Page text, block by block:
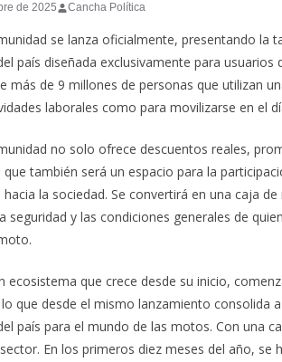
de 2025 Cancha Política
se lanza oficialmente, presentando la
país diseñada exclusivamente para
más de 9 millones de personas que utilizan
laborales como para movilizarse en el
no solo ofrece descuentos reales,
que también será un espacio para la
la sociedad. Se convertirá en una caja
seguridad y las condiciones generales de
ecosistema que crece desde su inicio,
que desde el mismo lanzamiento consolida
país para el mundo de las motos. Con una
En los primeros diez meses del año,